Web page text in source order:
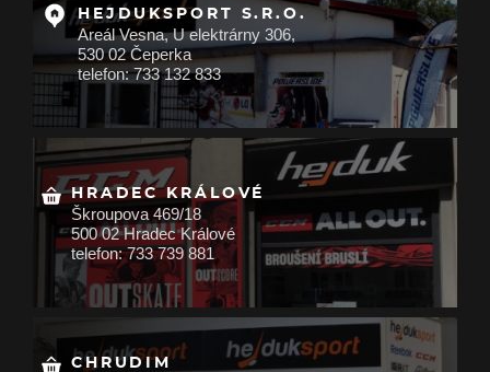
HEJDUKSPORT S.R.O.
Areál Vesna, U elektrárny 306,
530 02 Čeperka
telefon: 733 132 833
HRADEC KRÁLOVÉ
Škroupova 469/18
500 02 Hradec Králové
telefon: 733 739 881
CHRUDIM